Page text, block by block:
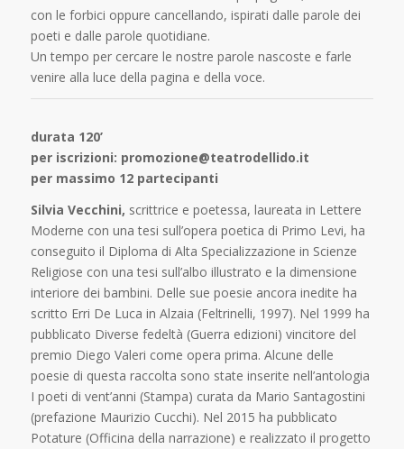
con le forbici oppure cancellando, ispirati dalle parole dei
poeti e dalle parole quotidiane.
Un tempo per cercare le nostre parole nascoste e farle
venire alla luce della pagina e della voce.
durata 120’
per iscrizioni: promozione@teatrodellido.it
per massimo 12 partecipanti
Silvia Vecchini, scrittrice e poetessa, laureata in Lettere
Moderne con una tesi sull’opera poetica di Primo Levi, ha
conseguito il Diploma di Alta Specializzazione in Scienze
Religiose con una tesi sull’albo illustrato e la dimensione
interiore dei bambini. Delle sue poesie ancora inedite ha
scritto Erri De Luca in Alzaia (Feltrinelli, 1997). Nel 1999 ha
pubblicato Diverse fedeltà (Guerra edizioni) vincitore del
premio Diego Valeri come opera prima. Alcune delle
poesie di questa raccolta sono state inserite nell’antologia
I poeti di vent’anni (Stampa) curata da Mario Santagostini
(prefazione Maurizio Cucchi). Nel 2015 ha pubblicato
Potature (Officina della narrazione) e realizzato il progetto